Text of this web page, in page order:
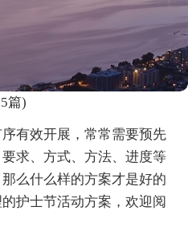
篇)
有效开展，常常需要预先
求、方式、方法、进度等
么什么样的方案才是好的
护士节活动方案，欢迎阅